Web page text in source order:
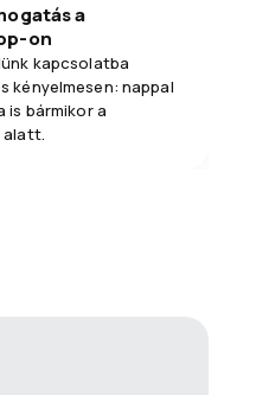
a
on
kapcsolatba
kényelmesen: nappal
is bármikor a
alatt.